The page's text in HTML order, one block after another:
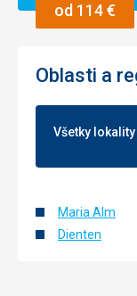
od 114 €
Oblasti a
Všetky lokality
Maria Alm
Dienten